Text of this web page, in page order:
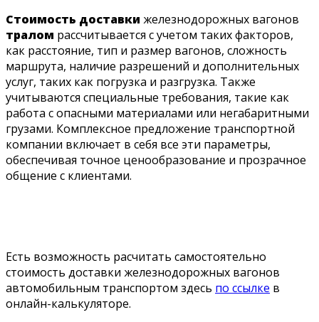
Стоимость доставки железнодорожных вагонов
тралом рассчитывается с учетом таких факторов,
как расстояние, тип и размер вагонов, сложность
маршрута, наличие разрешений и дополнительных
услуг, таких как погрузка и разгрузка. Также
учитываются специальные требования, такие как
работа с опасными материалами или негабаритными
грузами. Комплексное предложение транспортной
компании включает в себя все эти параметры,
обеспечивая точное ценообразование и прозрачное
общение с клиентами.
Есть возможность расчитать самостоятельно
стоимость доставки железнодорожных вагонов
автомобильным транспортом здесь по ссылке в
онлайн-калькуляторе.